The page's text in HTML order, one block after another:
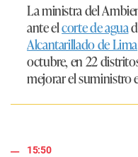
La ministra del
ante elcorte de agua
Alcantarillado de Lima
octubre, en 22
mejorar el suministro
15:50